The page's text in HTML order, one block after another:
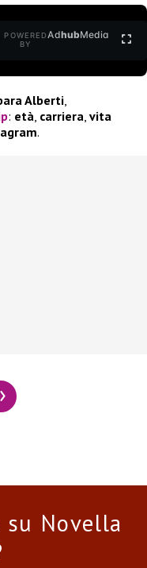
POWERED
BY
AdhubMedia
Alberti
: età carriera vita
.
Novella